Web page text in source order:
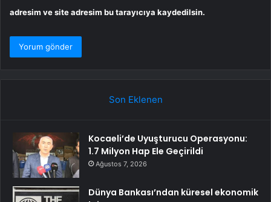
adresim ve site adresim bu tarayıcıya kaydedilsin.
Son Eklenen
Kocaeli’de Uyuşturucu Operasyonu:
1.7 Milyon Hap Ele Geçirildi
Ağustos 7, 2026
Dünya Bankası’ndan küresel ekonomik